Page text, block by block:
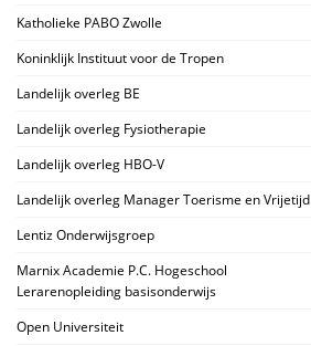
Katholieke PABO Zwolle
Koninklijk Instituut voor de Tropen
Landelijk overleg BE
Landelijk overleg Fysiotherapie
Landelijk overleg HBO-V
Landelijk overleg Manager Toerisme en Vrijetijd
Lentiz Onderwijsgroep
Marnix Academie P.C. Hogeschool
Lerarenopleiding basisonderwijs
Open Universiteit